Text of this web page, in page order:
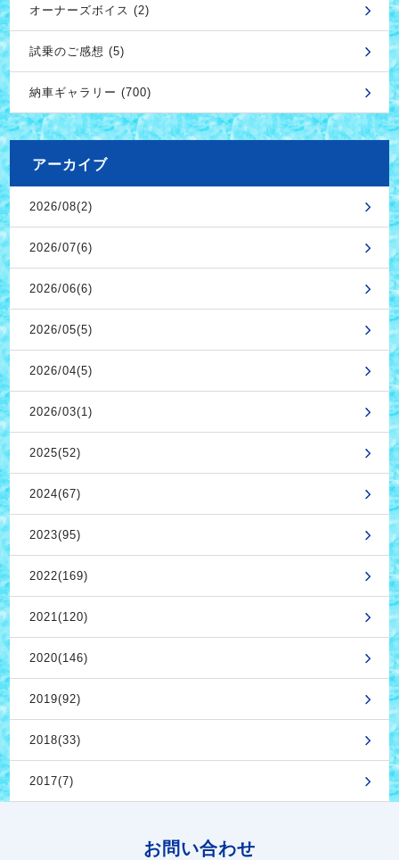
オーナーズボイス (2)
試乗のご感想 (5)
納車ギャラリー (700)
アーカイブ
2026/08(2)
2026/07(6)
2026/06(6)
2026/05(5)
2026/04(5)
2026/03(1)
2025(52)
2024(67)
2023(95)
2022(169)
2021(120)
2020(146)
2019(92)
2018(33)
2017(7)
お問い合わせ